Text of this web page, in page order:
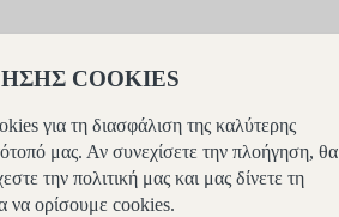
COOKIES
για τη διασφάλιση της καλύτερης
μας. Αν συνεχίσετε την πλοήγηση, θα
την πολιτική μας και μας δίνετε τη
να ορίσουμε cookies.